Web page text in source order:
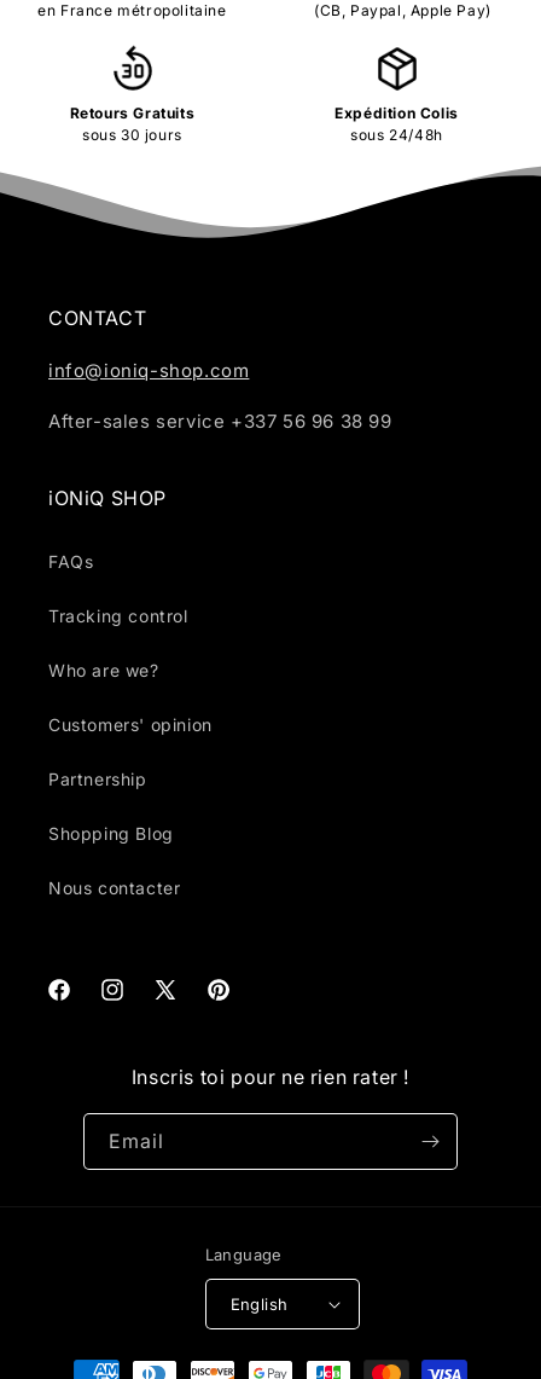
en France métropolitaine
(CB, Paypal, Apple Pay)
Retours Gratuits
sous 30 jours
Expédition Colis
sous 24/48h
CONTACT
info@ioniq-shop.com
After-sales service +337 56 96 38 99
iONiQ SHOP
FAQs
Tracking control
Who are we?
Customers' opinion
Partnership
Shopping Blog
Nous contacter
FacebookInstagram
X
Pinterest
Inscris toi pour ne rien rater !
Email
Language
English
Payment